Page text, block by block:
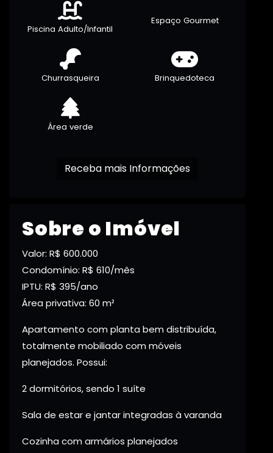
Piscina Adulto/Infantil
Espaço Gourmet
Churrasqueira Brinquedoteca
Área verde
Receba mais Informações
Sobre o Imóvel
Valor: R$ 600.000
Condomínio: R$ 610/mês
IPTU: R$ 395/ano
Área privativa: 60 m²
Apartamento com planta bem distribuída,
totalmente mobiliado com móveis
planejados. Possui:
2 dormitórios, sendo 1 suíte
Sala de estar e jantar integradas à varanda
Cozinha com armários planejados